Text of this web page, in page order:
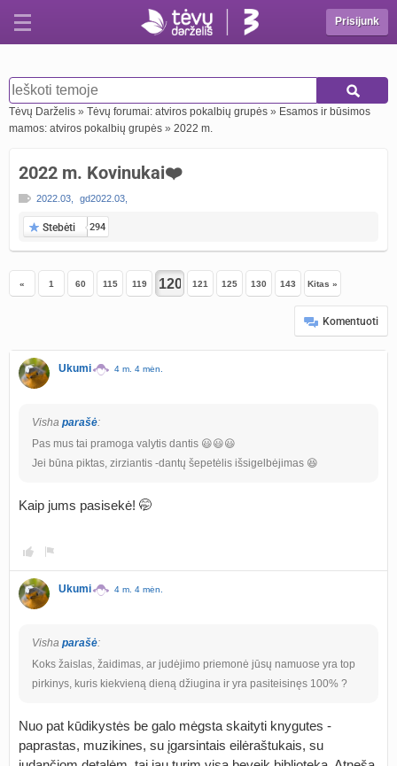
Prisijunk
Tėvų Darželis » Tėvų forumai: atviros pokalbių grupės » Esamos ir būsimos
mamos: atviros pokalbių grupės » 2022 m.
2022 m. Kovinukai❤️
2022.03 gd2022.03
Stebėti 294
« 1 60 115 119 121 125 130 143 Kitas »
Komentuoti
Ukumi 4 m. 4 mėn.
Visha parašė:
Pas mus tai pramoga valytis dantis 😃😃😃
Jei būna piktas, zirziantis -dantų šepetėlis išsigelbėjimas 😆
Kaip jums pasisekė! 🤭
Ukumi 4 m. 4 mėn.
Visha parašė:
Koks žaislas, žaidimas, ar judėjimo priemonė jūsų namuose yra top
pirkinys, kuris kiekvieną dieną džiugina ir yra pasiteisinęs 100% ?
Nuo pat kūdikystės be galo mėgsta skaityti knygutes -
paprastas, muzikines, su įgarsintais eilėraštukais, su